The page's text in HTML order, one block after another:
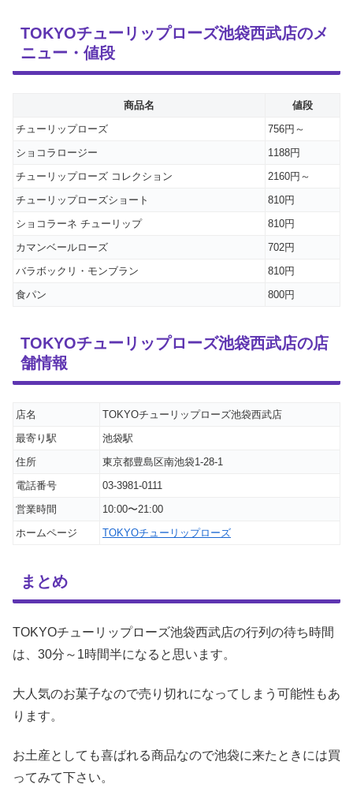
TOKYOチューリップローズ池袋西武店のメ
ニュー・値段
商品名
値段
チューリップローズ
756円～
ショコラロージー
1188円
チューリップローズ コレクション
2160円～
チューリップローズショート
810円
ショコラーネ チューリップ
810円
カマンベールローズ
702円
バラボックリ・モンブラン
810円
食パン
800円
TOKYOチューリップローズ池袋西武店の店
舗情報
店名
TOKYOチューリップローズ池袋西武店
最寄り駅
池袋駅
住所
東京都豊島区南池袋1-28-1
電話番号
03-3981-0111
営業時間
10:00〜21:00
ホームページ
TOKYOチューリップローズ
まとめ
TOKYOチューリップローズ池袋西武店の行列の待ち時間
は、30分～1時間半になると思います。
大人気のお菓子なので売り切れになってしまう可能性もあ
ります。
お土産としても喜ばれる商品なので池袋に来たときには買
ってみて下さい。